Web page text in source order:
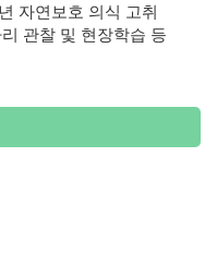
자연보호 의식 고취
관찰 및 현장학습 등